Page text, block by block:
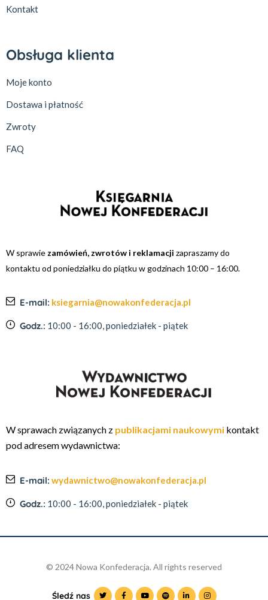
Kontakt
Obsługa klienta
Moje konto
Dostawa i płatność
Zwroty
FAQ
W sprawie zamówień, zwrotów i reklamacji zapraszamy do
kontaktu od poniedziałku do piątku w godzinach 10:00 – 16:00.
E-mail: ksiegarnia@nowakonfederacja.pl
Godz.: 10:00 - 16:00, poniedziałek - piątek
W sprawach związanych z publikacjami naukowymi kontakt
pod adresem wydawnictwa:
E-mail: wydawnictwo@nowakonfederacja.pl
Godz.: 10:00 - 16:00, poniedziałek - piątek
© 2024 Nowa Konfederacja. All rights reserved
Śledź nas